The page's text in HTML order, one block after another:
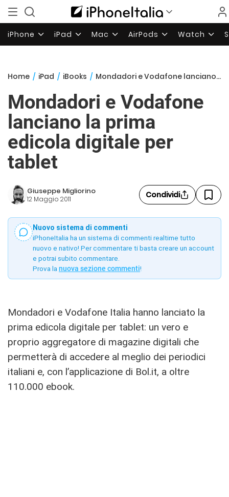
iPhone iPad Mac AirPods Watch
Home / iPad / iBooks / Mondadori e Vodafone lanciano la prima edicola digitale per tablet
Mondadori e Vodafone
lanciano la prima
edicola digitale per
tablet
Giuseppe Migliorino
12 Maggio 2011 Condividi
Nuovo sistema di commenti
iPhoneItalia ha un sistema di commenti realtime tutto
nuovo e nativo! Per commentare ti basta creare un account
e potrai subito commentare.
Prova la nuova sezione commenti!
Mondadori e Vodafone Italia hanno lanciato la
prima edicola digitale per tablet: un vero e
proprio aggregatore di magazine digitali che
permetterà di accedere al meglio dei periodici
italiani e, con l’applicazione di Bol.it, a oltre
110.000 ebook.